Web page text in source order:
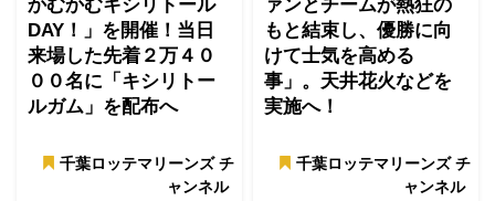
かむかむキシリトール
DAY！」を開催！当日
来場した先着２万４０
００名に「キシリトー
ルガム」を配布へ
千葉ロッテマリーンズ チ
ャンネル
ァンとチームが熱狂の
もと結束し、優勝に向
けて士気を高める
事」。天井花火などを
実施へ！
千葉ロッテマリーンズ チ
ャンネル